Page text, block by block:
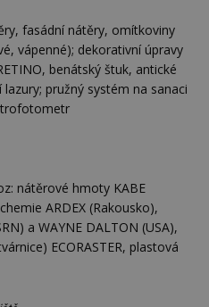
fasádní nátěry, omítkoviny
vápenné); dekorativní úpravy
benátský štuk, antické
pružný systém na sanaci
nátěrové hmoty KABE
ARDEX (Rakousko),
a WAYNE DALTON (USA),
ECORASTER, plastová